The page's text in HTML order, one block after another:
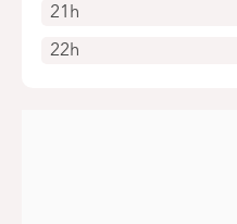
21h
22h